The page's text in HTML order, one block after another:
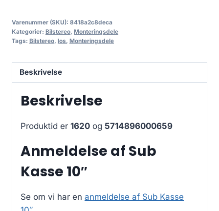
Varenummer (SKU): 8418a2c8deca
Kategorier: Bilstereo, Monteringsdele
Tags: Bilstereo, los, Monteringsdele
Beskrivelse
Beskrivelse
Produktid er 1620 og 5714896000659
Anmeldelse af Sub
Kasse 10″
Se om vi har en anmeldelse af Sub Kasse